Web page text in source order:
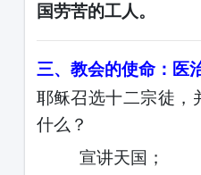
国劳苦的工人。
三、教会的使命：医
耶稣召选十二宗徒，
什么？
宣讲天国；